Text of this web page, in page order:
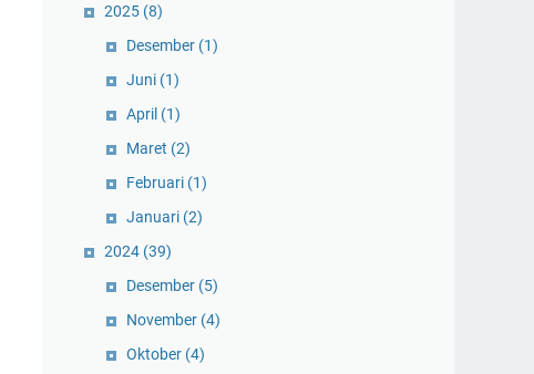
2025 (8)
Desember (1)
Juni (1)
April (1)
Maret (2)
Februari (1)
Januari (2)
2024 (39)
Desember (5)
November (4)
Oktober (4)